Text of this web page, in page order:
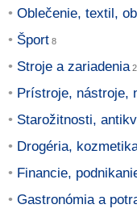
Oblečenie, textil,
Šport
Stroje a zariadenia
Prístroje, nástroje,
Starožitnosti,
Drogéria,
Financie,
Gastronómia a